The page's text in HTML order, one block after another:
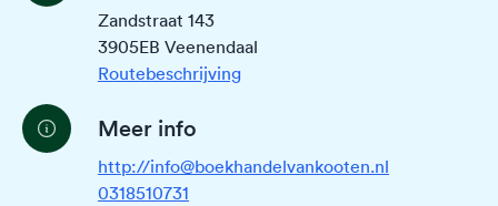
Zandstraat 143
3905EB Veenendaal
Routebeschrijving
Meer info
http://info@boekhandelvankooten.nl
0318510731